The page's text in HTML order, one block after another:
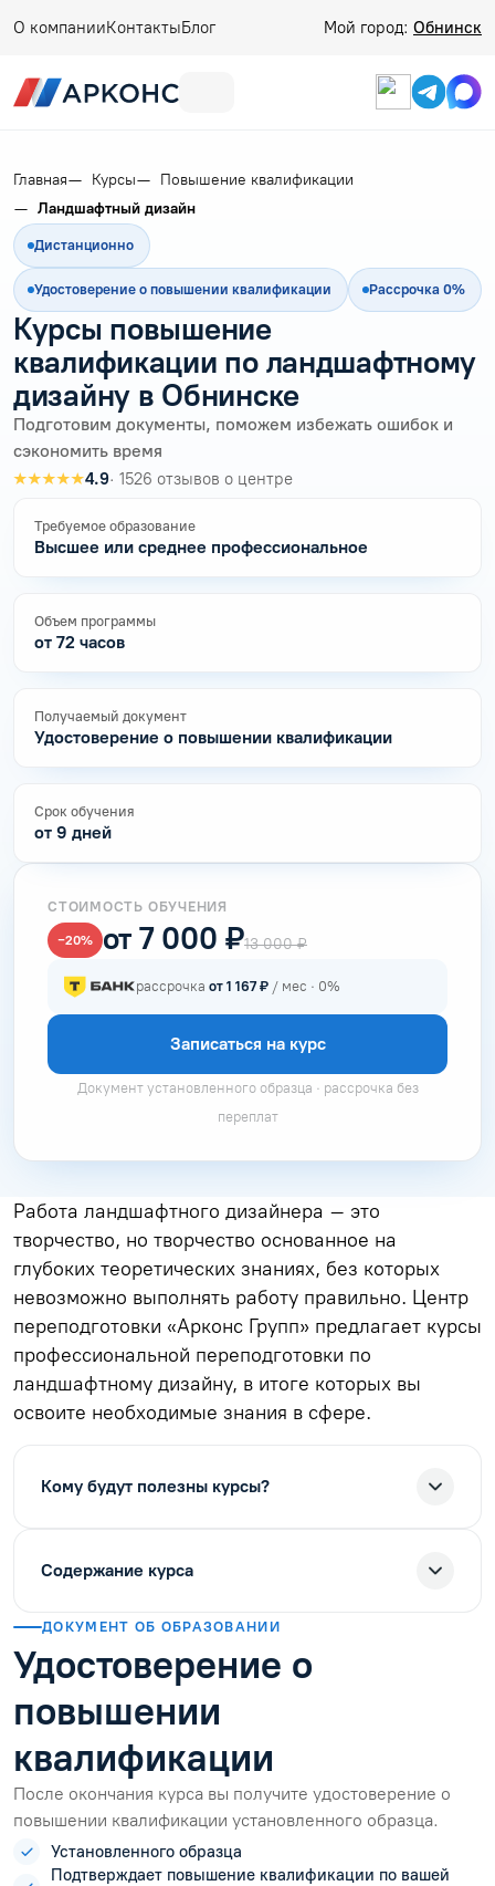
О компанииКонтактыБлог Мой город: Обнинск
Главная Курсы
Повышение квалификации
Ландшафтный дизайн
Дистанционно
Удостоверение о повышении квалификации Рассрочка 0%
Курсы повышение
квалификации по ландшафтному
дизайну в Обнинске
Подготовим документы, поможем избежать ошибок и
сэкономить время
★★★★★4.9· 1526 отзывов о центре
Требуемое образование
Высшее или среднее профессиональное
Объем программы
от 72 часов
Получаемый документ
Удостоверение о повышении квалификации
Срок обучения
от 9 дней
СТОИМОСТЬ ОБУЧЕНИЯ
−20% от 7 000 ₽13 000 ₽
рассрочка от 1 167 ₽ / мес · 0%
Записаться на курс
Документ установленного образца · рассрочка без
переплат
Работа ландшафтного дизайнера – это
творчество, но творчество основанное на
глубоких теоретических знаниях, без которых
невозможно выполнять работу правильно. Центр
переподготовки «Арконс Групп» предлагает курсы
профессиональной переподготовки по
ландшафтному дизайну, в итоге которых вы
освоите необходимые знания в сфере.
Кому будут полезны курсы?
Содержание курса
ДОКУМЕНТ ОБ ОБРАЗОВАНИИ
Удостоверение о
повышении
квалификации
После окончания курса вы получите удостоверение о
повышении квалификации установленного образца.
Установленного образца
Подтверждает повышение квалификации по вашей